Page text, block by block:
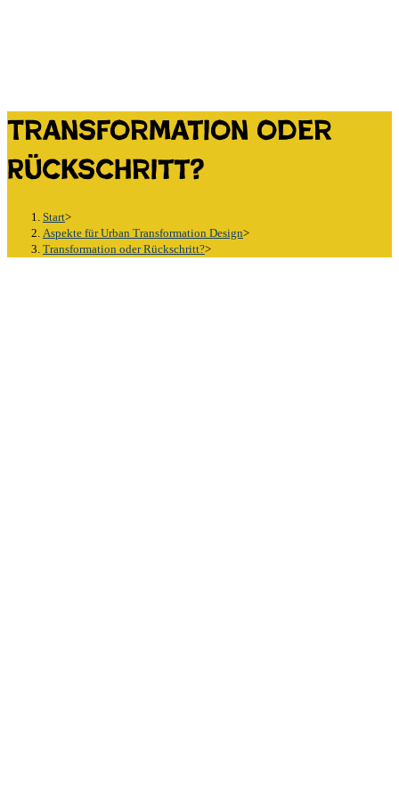
Transformation oder
Rückschritt?
Start>
Aspekte für Urban Transformation Design>
Transformation oder Rückschritt?>